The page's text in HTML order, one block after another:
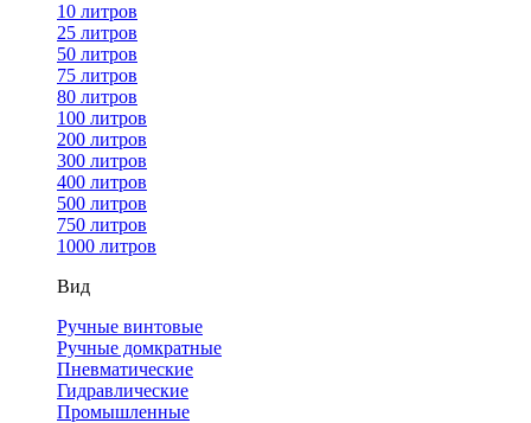
10 литров
25 литров
50 литров
75 литров
80 литров
100 литров
200 литров
300 литров
400 литров
500 литров
750 литров
1000 литров
Вид
Ручные винтовые
Ручные домкратные
Пневматические
Гидравлические
Промышленные